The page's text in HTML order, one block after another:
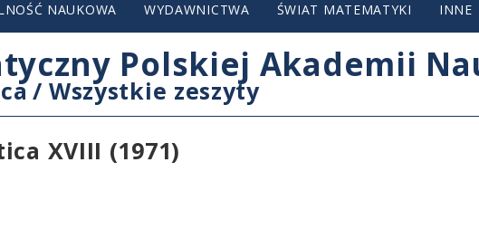
NAUKOWA WYDAWNICTWA ŚWIAT MATEMATYKI INNE
Polskiej Akademii
/ Wszystkie zeszyty
XVIII (1971)